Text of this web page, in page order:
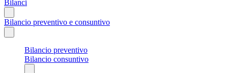
Bilanci
Bilancio preventivo e consuntivo
Bilancio preventivo
Bilancio consuntivo